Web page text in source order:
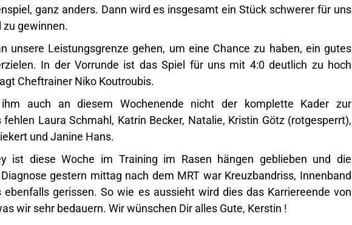
ganz anders. Dann wird es insgesamt ein Stück schwerer für uns
zu gewinnen.
unsere Leistungsgrenze gehen, um eine Chance zu haben, ein gutes
In der Vorrunde ist das Spiel für uns mit 4:0 deutlich zu hoch
Cheftrainer Niko Koutroubis.
auch an diesem Wochenende nicht der komplette Kader zur
fehlen Laura Schmahl, Katrin Becker, Natalie, Kristin Götz (rotgesperrt),
und Janine Hans.
ist diese Woche im Training im Rasen hängen geblieben und die
gestern mittag nach dem MRT war Kreuzbandriss, Innenband
ebenfalls gerissen. So wie es aussieht wird dies das Karriereende von
wir sehr bedauern. Wir wünschen Dir alles Gute, Kerstin !